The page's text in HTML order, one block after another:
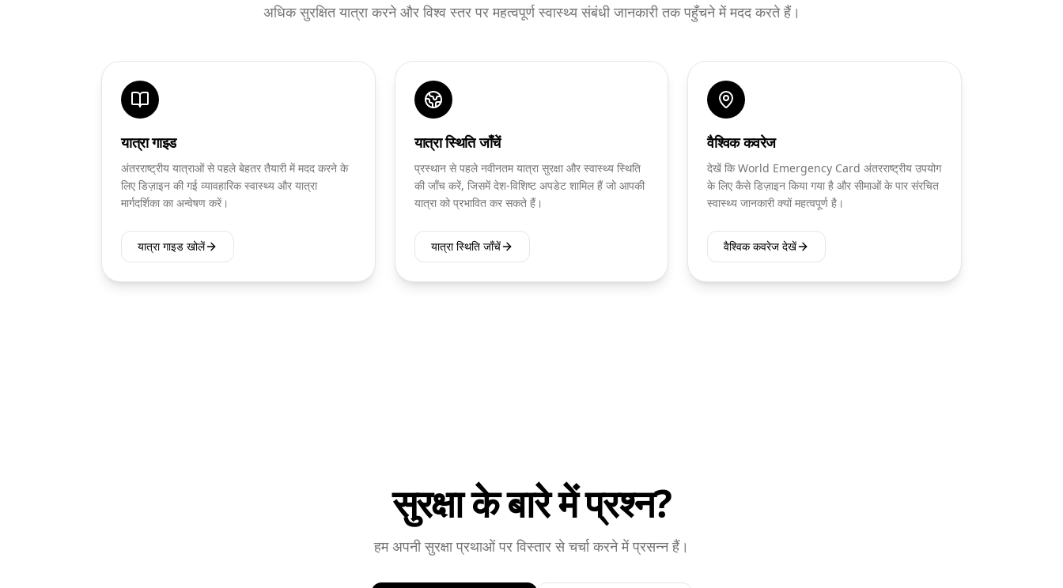
अधिक सुरक्षित यात्रा करने और विश्व स्तर पर महत्वपूर्ण स्वास्थ्य संबंधी जानकारी तक पहुँचने में मदद करते हैं।
यात्रा गाइड
अंतरराष्ट्रीय यात्राओं से पहले बेहतर तैयारी में मदद करने के
लिए डिज़ाइन की गई व्यावहारिक स्वास्थ्य और यात्रा
मार्गदर्शिका का अन्वेषण करें।
यात्रा गाइड खोलें
यात्रा स्थिति जाँचें
प्रस्थान से पहले नवीनतम यात्रा सुरक्षा और स्वास्थ्य स्थिति
की जाँच करें, जिसमें देश-विशिष्ट अपडेट शामिल हैं जो आपकी
यात्रा को प्रभावित कर सकते हैं।
यात्रा स्थिति जाँचें
वैश्विक कवरेज
देखें कि World Emergency Card अंतरराष्ट्रीय उपयोग
के लिए कैसे डिज़ाइन किया गया है और सीमाओं के पार संरचित
स्वास्थ्य जानकारी क्यों महत्वपूर्ण है।
वैश्विक कवरेज देखें
सुरक्षा के बारे में प्रश्न?
हम अपनी सुरक्षा प्रथाओं पर विस्तार से चर्चा करने में प्रसन्न हैं।